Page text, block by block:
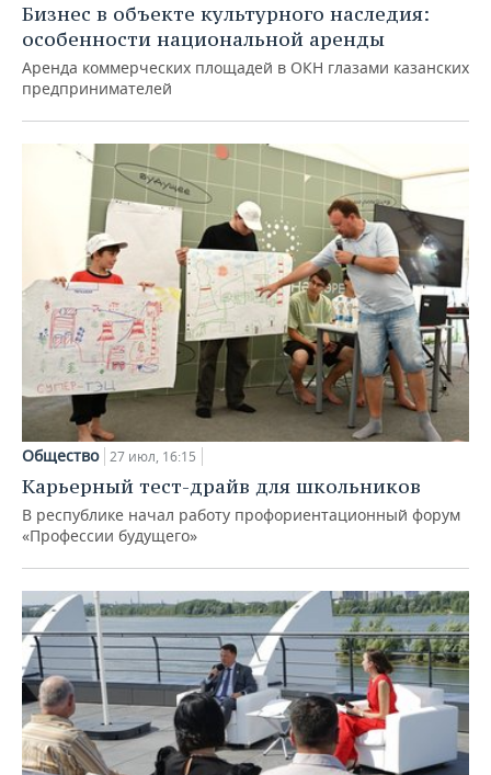
Бизнес в объекте культурного наследия:
особенности национальной аренды
Аренда коммерческих площадей в ОКН глазами казанских
предпринимателей
Общество 27 июл, 16:15
Карьерный тест-драйв для школьников
В республике начал работу профориентационный форум
«Профессии будущего»